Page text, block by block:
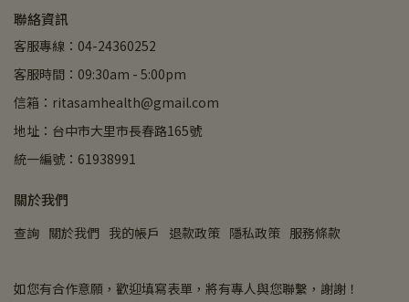
聯絡資訊
客服專線：04-24360252
客服時間：09:30am - 5:00pm
信箱：ritasamhealth@gmail.com
地址：台中市大里市長春路165號
統一編號：61938991
關於我們
查詢 關於我們 我的帳戶 退款政策 隱私政策 服務條款
如您有合作意願，歡迎填寫表單，將有專人與您聯繫，謝謝！